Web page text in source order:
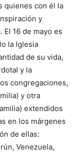
quienes con él la
y
16 de mayo es
la Iglesia
de su vida,
y la
congregaciones,
y otra
extendidos
en los márgenes
de ellas:
Venezuela,